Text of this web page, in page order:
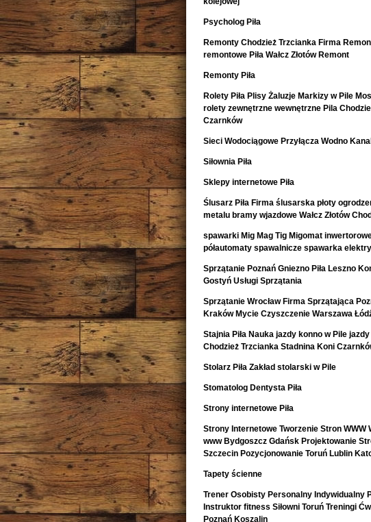
Psycholog Piła
Remonty Chodzież Trzcianka Firma
remontowe Piła Wałcz Złotów Remont
Remonty Piła
Rolety Piła Plisy Żaluzje Markizy w Pile
rolety zewnętrzne wewnętrzne Pila
Czarnków
Sieci Wodociągowe Przyłącza Wodno
Siłownia Piła
Sklepy internetowe Piła
Ślusarz Piła Firma ślusarska płoty
metalu bramy wjazdowe Wałcz Złotów
spawarki Mig Mag Tig Migomat
półautomaty spawalnicze spawarka
Sprzątanie Poznań Gniezno Piła Leszno
Gostyń Usługi Sprzątania
Sprzątanie Wrocław Firma Sprzątająca
Kraków Mycie Czyszczenie Warszawa
Stajnia Piła Nauka jazdy konno w Pile jazdy
Chodzież Trzcianka Stadnina Koni
Stolarz Piła Zakład stolarski w Pile
Stomatolog Dentysta Piła
Strony internetowe Piła
Strony Internetowe Tworzenie Stron WWW
www Bydgoszcz Gdańsk Projektowanie
Szczecin Pozycjonowanie Toruń Lublin
Tapety ścienne
Trener Osobisty Personalny Indywidualny
Instruktor fitness Siłowni Toruń Treningi
Poznań Koszalin